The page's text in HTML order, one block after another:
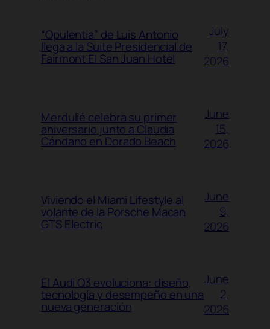
“Opulentia” de Luis Antonio
llega a la Suite Presidencial de
Fairmont El San Juan Hotel
July
17,
2026
Merdulié celebra su primer
aniversario junto a Claudia
Cándano en Dorado Beach
June
15,
2026
Viviendo el Miami Lifestyle al
volante de la Porsche Macan
GTS Electric
June
9,
2026
El Audi Q3 evoluciona: diseño,
tecnología y desempeño en una
nueva generación
June
2,
2026